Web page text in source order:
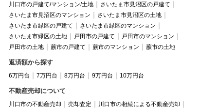
川口市の戸建て/マンション/土地
さいたま市見沼区の戸建て
さいたま市見沼区のマンション
さいたま市見沼区の土地
さいたま市緑区の戸建て
さいたま市緑区のマンション
さいたま市緑区の土地
戸田市の戸建て
戸田市のマンション
戸田市の土地
蕨市の戸建て 蕨市のマンション 蕨市の土地
返済額から探す
6万円台 7万円台 8万円台 9万円台 10万円台
不動産売却について
川口市の不動産売却 売却査定
川口市の相続による不動産売却